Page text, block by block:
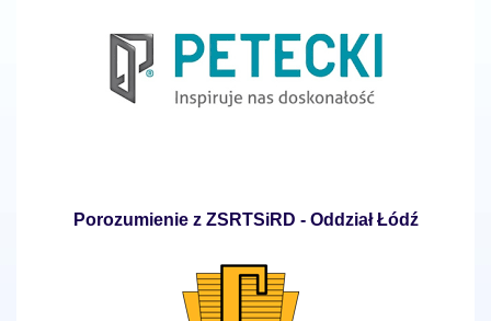
Porozumienie z ZSRTSiRD - Oddział Łódź